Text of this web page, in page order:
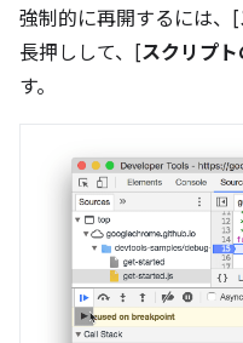
強制的に再開するには、[
長押しして、[スクリプ
す。